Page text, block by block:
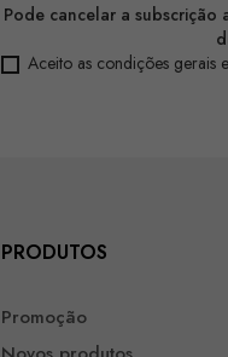
Pode cancelar a subscrição
Aceito as condições gerais
PRODUTOS
Promoção